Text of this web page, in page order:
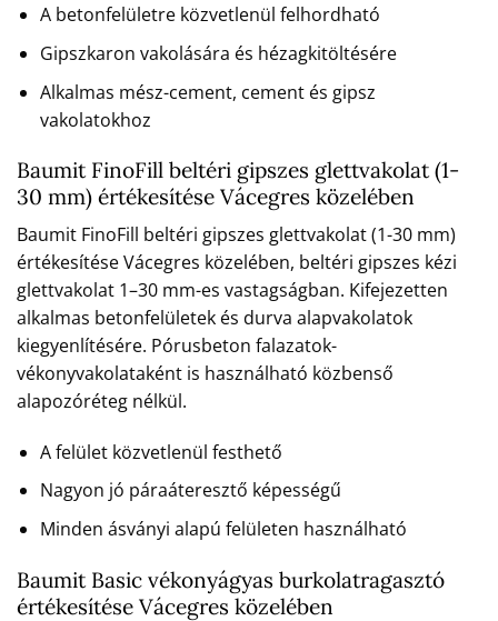
A betonfelületre közvetlenül felhordható
Gipszkaron vakolására és hézagkitöltésére
Alkalmas mész-cement, cement és gipsz
vakolatokhoz
Baumit FinoFill beltéri gipszes glettvakolat (1-
30 mm) értékesítése Vácegres közelében
Baumit FinoFill beltéri gipszes glettvakolat (1-30 mm)
értékesítése Vácegres közelében, beltéri gipszes kézi
glettvakolat 1–30 mm-es vastagságban. Kifejezetten
alkalmas betonfelületek és durva alapvakolatok
kiegyenlítésére. Pórusbeton falazatok-
vékonyvakolataként is használható közbenső
alapozóréteg nélkül.
A felület közvetlenül festhető
Nagyon jó páraáteresztő képességű
Minden ásványi alapú felületen használható
Baumit Basic vékonyágyas burkolatragasztó
értékesítése Vácegres közelében